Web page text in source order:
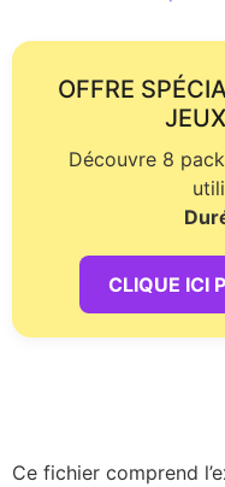
OFFRE
Découvre 8
CLIQUE ICI
Ce fichier comprend